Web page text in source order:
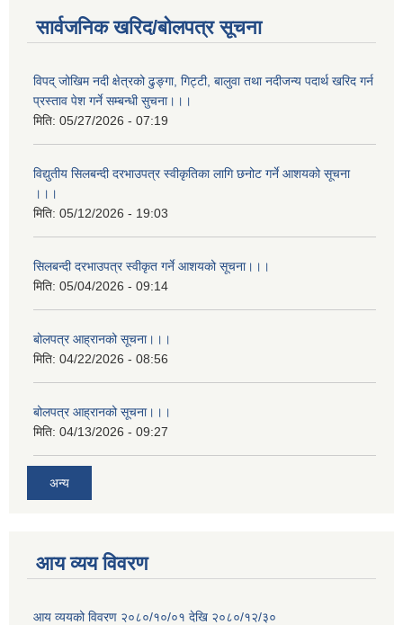
सार्वजनिक खरिद/बोलपत्र सूचना
विपद् जोखिम नदी क्षेत्रको ढुङ्गा, गिट्टी, बालुवा तथा नदीजन्य पदार्थ खरिद गर्न
प्रस्ताव पेश गर्ने सम्बन्धी सुचना।।।
मिति: 05/27/2026 - 07:19
विद्युतीय सिलबन्दी दरभाउपत्र स्वीकृतिका लागि छनोट गर्ने आशयको सूचना
।।।
मिति: 05/12/2026 - 19:03
सिलबन्दी दरभाउपत्र स्वीकृत गर्ने आशयको सूचना।।।
मिति: 05/04/2026 - 09:14
बोलपत्र आह्रानको सूचना।।।
मिति: 04/22/2026 - 08:56
बोलपत्र आह्रानको सूचना।।।
मिति: 04/13/2026 - 09:27
अन्य
आय व्यय विवरण
आय व्ययको विवरण २०८०/१०/०१ देखि २०८०/१२/३०